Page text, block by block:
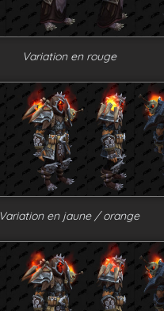
Variation en rouge
Variation en jaune / orange